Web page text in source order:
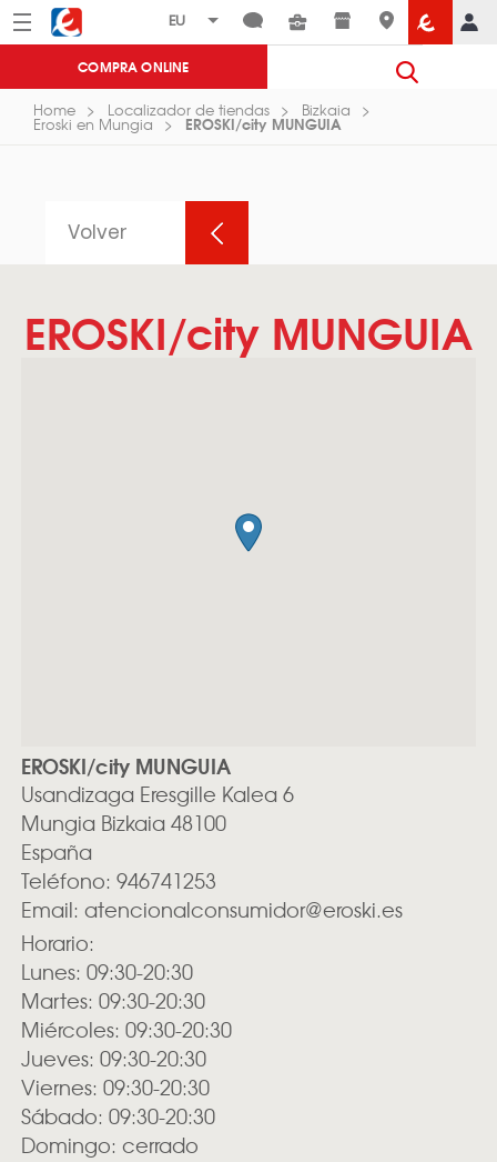
Menú Eroski
COMPRA ONLINE
Home Localizador de tiendas Bizkaia
Eroski en Mungia EROSKI/city MUNGUIA
Volver
EROSKI/city MUNGUIA
EROSKI/city MUNGUIA
Usandizaga Eresgille Kalea 6
Mungia Bizkaia 48100
España
Teléfono: 946741253
Email: atencionalconsumidor@eroski.es
Horario:
Lunes: 09:30-20:30
Martes: 09:30-20:30
Miércoles: 09:30-20:30
Jueves: 09:30-20:30
Viernes: 09:30-20:30
Sábado: 09:30-20:30
Domingo: cerrado